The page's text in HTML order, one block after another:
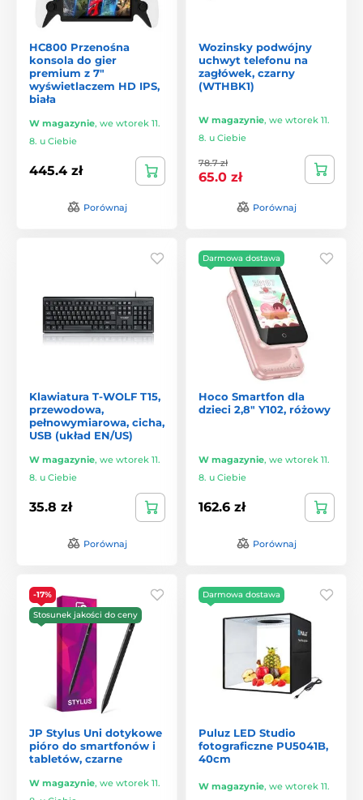
HC800 Przenośna
konsola do gier
premium z 7"
wyświetlaczem HD IPS,
biała
W magazynie, we wtorek 11.
8. u Ciebie
445.4 zł
Porównaj
Wozinsky podwójny
uchwyt telefonu na
zagłówek, czarny
(WTHBK1)
W magazynie, we wtorek 11.
8. u Ciebie
78.7 zł
65.0 zł
Porównaj
Klawiatura T-WOLF T15,
przewodowa,
pełnowymiarowa, cicha,
USB (układ EN/US)
W magazynie, we wtorek 11.
8. u Ciebie
35.8 zł
Porównaj
Darmowa dostawa
Hoco Smartfon dla
dzieci 2,8" Y102, różowy
W magazynie, we wtorek 11.
8. u Ciebie
162.6 zł
Porównaj
-17%
Stosunek jakości do ceny
JP Stylus Uni dotykowe
pióro do smartfonów i
tabletów, czarne
W magazynie, we wtorek 11.
Darmowa dostawa
Puluz LED Studio
fotograficzne PU5041B,
40cm
W magazynie, we wtorek 11.